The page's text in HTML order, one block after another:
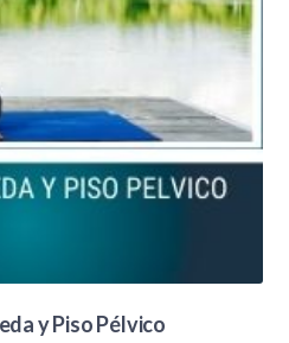
y Piso Pélvico